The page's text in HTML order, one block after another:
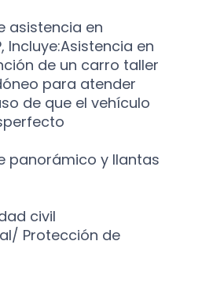
asistencia en
Incluye:Asistencia en
de un carro taller
para atender
de que el vehículo
panorámico y llantas
civil
Protección de